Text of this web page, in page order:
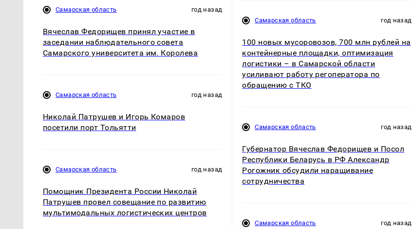
Самарская область год назад
Вячеслав Федорищев принял участие в
заседании наблюдательного совета
Самарского университета им. Королева
Самарская область год назад
Николай Патрушев и Игорь Комаров
посетили порт Тольятти
Самарская область год назад
Помощник Президента России Николай
Патрушев провел совещание по развитию
мультимодальных логистических центров
Самарская область год назад
100 новых мусоровозов, 700 млн рублей на
контейнерные площадки, оптимизация
логистики – в Самарской области
усиливают работу регоператора по
обращению с ТКО
Самарская область год назад
Губернатор Вячеслав Федорищев и Посол
Республики Беларусь в РФ Александр
Рогожник обсудили наращивание
сотрудничества
Самарская область год назад